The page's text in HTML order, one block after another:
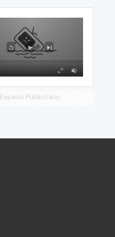
Espacio Publicitario